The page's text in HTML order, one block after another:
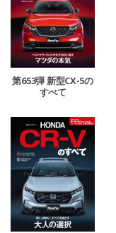
第653弾 新型CX-5の
すべて